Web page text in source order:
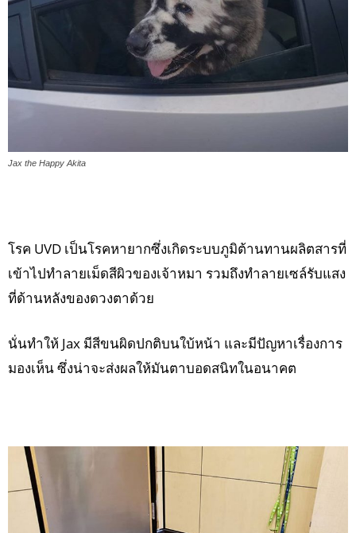
Jax the Happy Akita
โรค UVD เป็นโรคหายากซึ่งเกิดระบบภูมิต้านทานผลิตสารที่
เข้าไปทำลายเม็ดสีผิวของเจ้าหมา รวมถึงทำลายเซล์รับแสง
ที่ด้านหลังของดวงตาด้วย
นั่นทำให้ Jax มีสีขนผิดปกติบนใบ้หน้า และมีปัญหาเรื่องการ
มองเห็น ซึ่งน่าจะส่งผลให้มันตาบอดสนิทในอนาคต